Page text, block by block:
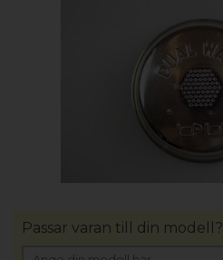
Passar varan till din modell?